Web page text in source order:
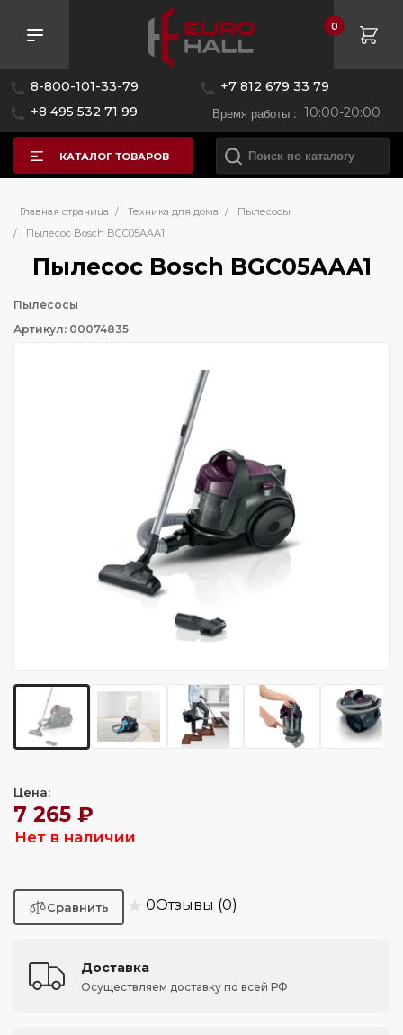
8-800-101-33-79
+7 812 679 33 79
+8 495 532 71 99
Время работы : 10:00-20:00
0
КАТАЛОГ ТОВАРОВ
Главная страница / Техника для дома /
Пылесосы
/
Пылесос Bosch BGC05AAA1
Пылесос Bosch BGC05AAA1
Пылесосы
Артикул: 00074835
Цена:
7 265 ₽
Нет в наличии
★ 0Отзывы (0)
Доставка
Осуществляем доставку по всей РФ